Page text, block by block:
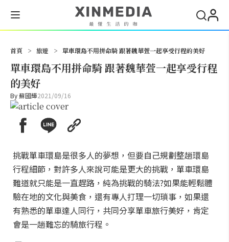
首頁 > 旅遊 > 單車環島不用拼命騎 跟著魏華萱一起享受行程的美好
單車環島不用拼命騎 跟著魏華萱一起享受行程
的美好
By蘇國輝2021/09/16
挑戰單車環島是很多人的夢想，但要自己規劃整趟環島
行程細節，對許多人來說可能是更大的挑戰，單車環島
難道就只能是一直趕路，純為挑戰的騎法?如果能輕鬆體
驗在地的文化與美食，還有專人打理一切瑣事，如果還
有熟悉的單車達人同行，共同分享單車旅行美好，肯定
會是一趟難忘的騎旅行程。